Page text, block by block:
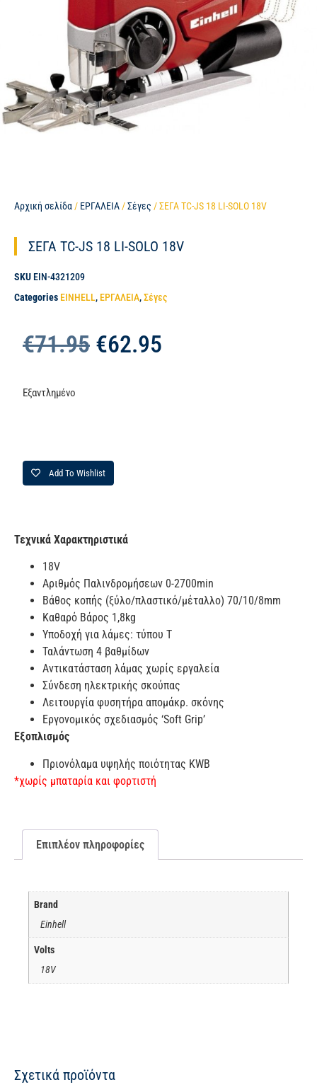
Αρχική σελίδα / ΕΡΓΑΛΕΙΑ /Σέγες / ΣΕΓΑ TC-JS 18 LI-SOLO 18V
ΣΕΓΑ TC-JS 18 LI-SOLO 18V
SKU EIN-4321209
Categories EINHELL, ΕΡΓΑΛΕΙΑ,Σέγες
€71.95 €62.95
Εξαντλημένο
Add To Wishlist
Τεχνικά Χαρακτηριστικά
18V
Αριθμός Παλινδρομήσεων 0-2700min
Βάθος κοπής (ξύλο/πλαστικό/μέταλλο) 70/10/8mm
Καθαρό Βάρος 1,8kg
Υποδοχή για λάμες: τύπου Τ
Ταλάντωση 4 βαθμίδων
Αντικατάσταση λάμας χωρίς εργαλεία
Σύνδεση ηλεκτρικής σκούπας
Λειτουργία φυσητήρα απομάκρ. σκόνης
Εργονομικός σχεδιασμός ‘Soft Grip’
Εξοπλισμός
Πριονόλαμα υψηλής ποιότητας KWB
*χωρίς μπαταρία και φορτιστή
Επιπλέον πληροφορίες
Brand
Einhell
Volts
18V
Σχετικά προϊόντα